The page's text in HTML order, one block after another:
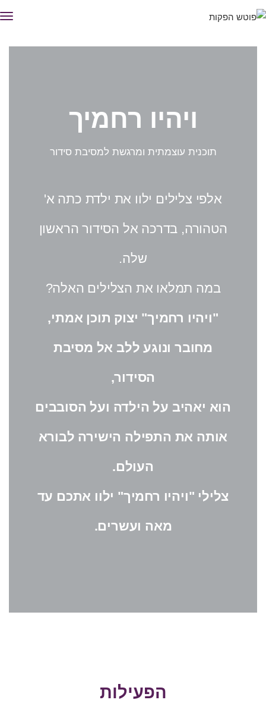
ויהיו רחמיך
תוכנית עוצמתית ומרגשת למסיבת סידור
אלפי צלילים ילוו את ילדת כתה א'
הטהורה, בדרכה אל הסידור הראשון
שלה.
במה תמלאו את הצלילים האלה?
"ויהיו רחמיך" יצוק תוכן אמתי,
מחובר ונוגע ללב אל מסיבת
הסידור,
הוא יאהיב על הילדה ועל הסובבים
אותה את התפילה הישירה לבורא
העולם.
צלילי "ויהיו רחמיך" ילוו אתכם עד
מאה ועשרים.
הפעילות